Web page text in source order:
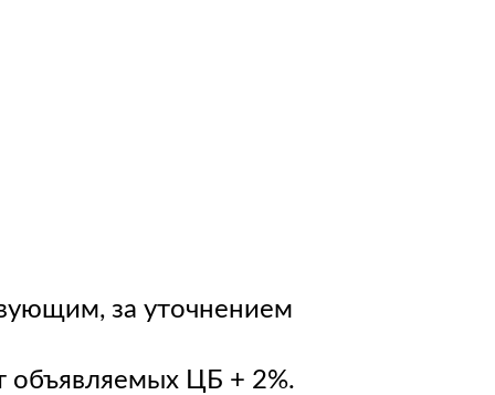
за уточнением
объявляемых ЦБ + 2%.